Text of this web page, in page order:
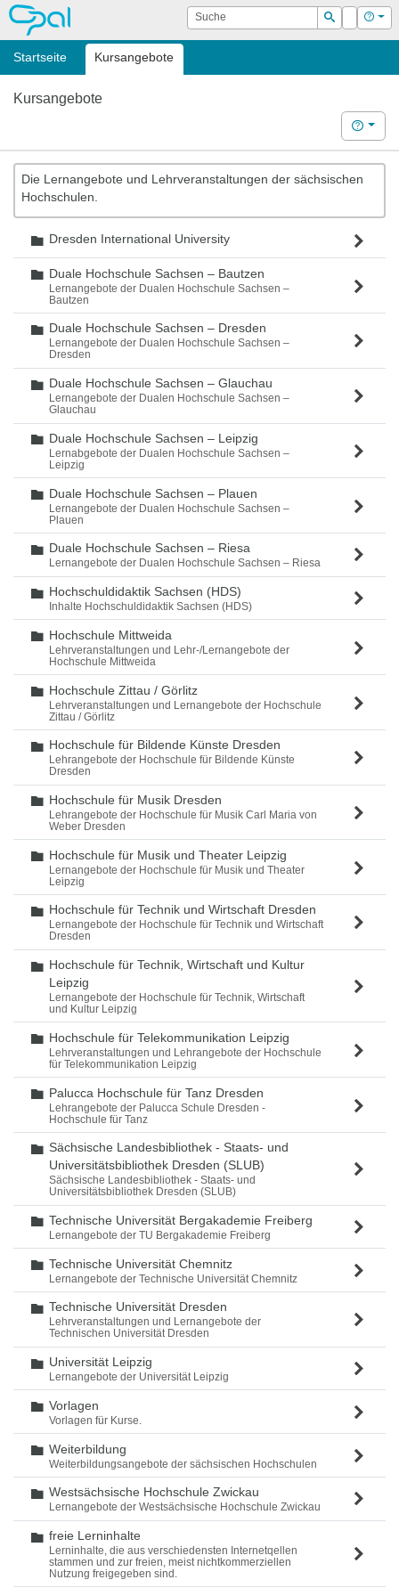
OPAL Suche
Suchen
Login Hilfe
Startseite Kursangebote
Kursangebote
Hilfe
Die Lernangebote und Lehrveranstaltungen der sächsischen
Hochschulen.
Ordner
Dresden International University
Ordner
Duale Hochschule Sachsen – Bautzen
Lernangebote der Dualen Hochschule Sachsen –
Bautzen
Ordner
Duale Hochschule Sachsen – Dresden
Lernangebote der Dualen Hochschule Sachsen –
Dresden
Ordner
Duale Hochschule Sachsen – Glauchau
Lernangebote der Dualen Hochschule Sachsen –
Glauchau
Ordner
Duale Hochschule Sachsen – Leipzig
Lernabgebote der Dualen Hochschule Sachsen –
Leipzig
Ordner
Duale Hochschule Sachsen – Plauen
Lernangebote der Dualen Hochschule Sachsen –
Plauen
Ordner
Duale Hochschule Sachsen – Riesa
Lernangebote der Dualen Hochschule Sachsen – Riesa
Ordner
Hochschuldidaktik Sachsen (HDS)
Inhalte Hochschuldidaktik Sachsen (HDS)
Ordner
Hochschule Mittweida
Lehrveranstaltungen und Lehr-/Lernangebote der
Hochschule Mittweida
Ordner
Hochschule Zittau / Görlitz
Lehrveranstaltungen und Lernangebote der Hochschule
Zittau / Görlitz
Ordner
Hochschule für Bildende Künste Dresden
Lehrangebote der Hochschule für Bildende Künste
Dresden
Ordner
Hochschule für Musik Dresden
Lehrangebote der Hochschule für Musik Carl Maria von
Weber Dresden
Ordner
Hochschule für Musik und Theater Leipzig
Lernangebote der Hochschule für Musik und Theater
Leipzig
Ordner
Hochschule für Technik und Wirtschaft Dresden
Lernangebote der Hochschule für Technik und Wirtschaft
Dresden
Ordner
Hochschule für Technik, Wirtschaft und Kultur
Leipzig
Lernangebote der Hochschule für Technik, Wirtschaft
und Kultur Leipzig
Ordner
Hochschule für Telekommunikation Leipzig
Lehrveranstaltungen und Lehrangebote der Hochschule
für Telekommunikation Leipzig
Ordner
Palucca Hochschule für Tanz Dresden
Lehrangebote der Palucca Schule Dresden -
Hochschule für Tanz
Ordner
Sächsische Landesbibliothek - Staats- und
Universitätsbibliothek Dresden (SLUB)
Sächsische Landesbibliothek - Staats- und
Universitätsbibliothek Dresden (SLUB)
Ordner
Technische Universität Bergakademie Freiberg
Lernangebote der TU Bergakademie Freiberg
Ordner
Technische Universität Chemnitz
Lernangebote der Technische Universität Chemnitz
Ordner
Technische Universität Dresden
Lehrveranstaltungen und Lernangebote der
Technischen Universität Dresden
Ordner
Universität Leipzig
Lernangebote der Universität Leipzig
Ordner
Vorlagen
Vorlagen für Kurse.
Ordner
Weiterbildung
Weiterbildungsangebote der sächsischen Hochschulen
Ordner
Westsächsische Hochschule Zwickau
Lernangebote der Westsächsische Hochschule Zwickau
Ordner
freie Lerninhalte
Lerninhalte, die aus verschiedensten Internetqellen
stammen und zur freien, meist nichtkommerziellen
Nutzung freigegeben sind.